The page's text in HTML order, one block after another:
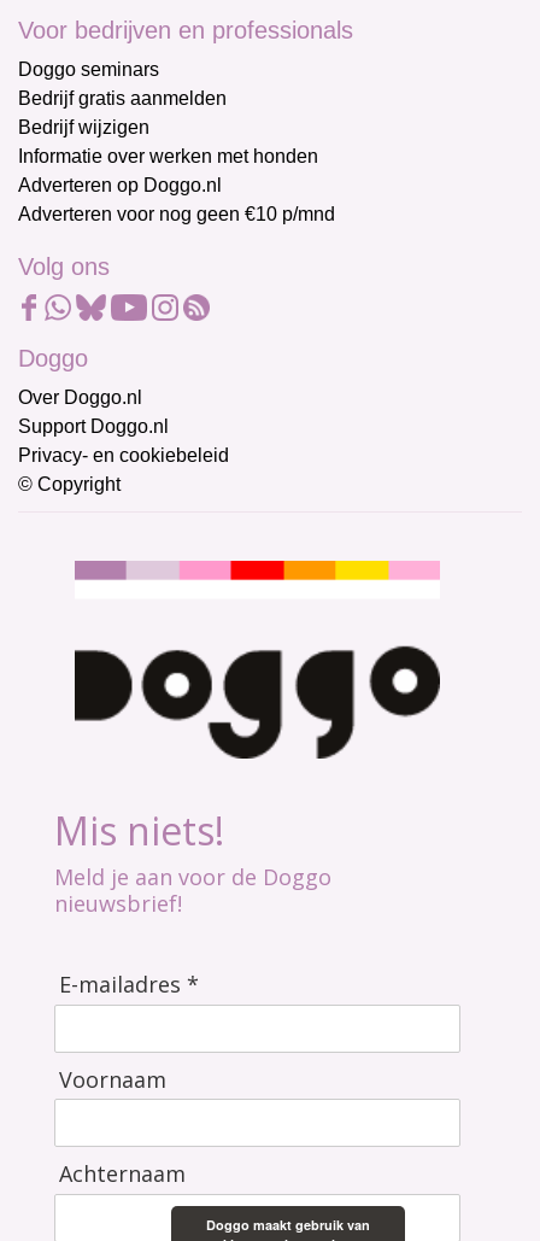
Voor bedrijven en professionals
Doggo seminars
Bedrijf gratis aanmelden
Bedrijf wijzigen
Informatie over werken met honden
Adverteren op Doggo.nl
Adverteren voor nog geen €10 p/mnd
Volg ons
Doggo
Over Doggo.nl
Support Doggo.nl
Privacy- en cookiebeleid
© Copyright
Mis niets!
Meld je aan voor de Doggo
nieuwsbrief!
E-mailadres *
Voornaam
Achternaam
Doggo maakt gebruik van